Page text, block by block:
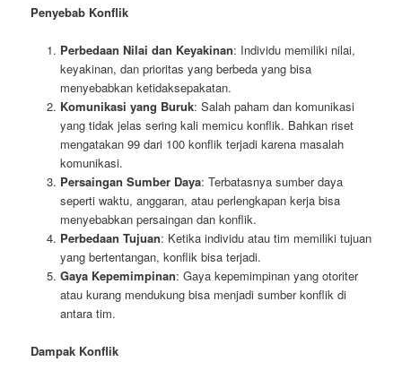
Penyebab Konflik
Perbedaan Nilai dan Keyakinan: Individu memiliki nilai,
keyakinan, dan prioritas yang berbeda yang bisa
menyebabkan ketidaksepakatan.
Komunikasi yang Buruk: Salah paham dan komunikasi
yang tidak jelas sering kali memicu konflik. Bahkan riset
mengatakan 99 dari 100 konflik terjadi karena masalah
komunikasi.
Persaingan Sumber Daya: Terbatasnya sumber daya
seperti waktu, anggaran, atau perlengkapan kerja bisa
menyebabkan persaingan dan konflik.
Perbedaan Tujuan: Ketika individu atau tim memiliki tujuan
yang bertentangan, konflik bisa terjadi.
Gaya Kepemimpinan: Gaya kepemimpinan yang otoriter
atau kurang mendukung bisa menjadi sumber konflik di
antara tim.
Dampak Konflik